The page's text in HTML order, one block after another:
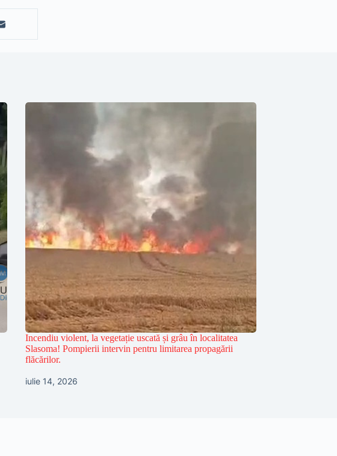
Incendiu violent, la vegetație uscată și grâu în localitatea
Slasoma! Pompierii intervin pentru limitarea propagării
flăcărilor.
iulie 14, 2026